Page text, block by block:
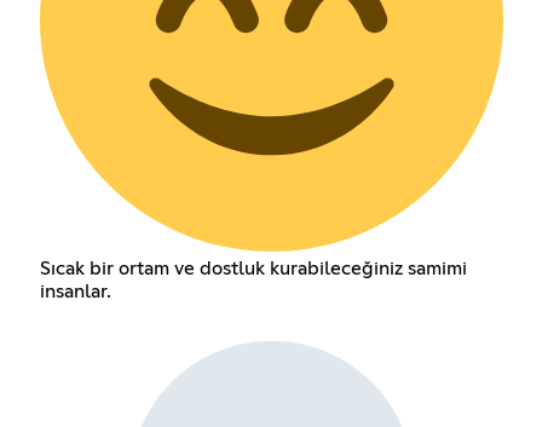
Sıcak bir ortam ve dostluk kurabileceğiniz samimi
insanlar.